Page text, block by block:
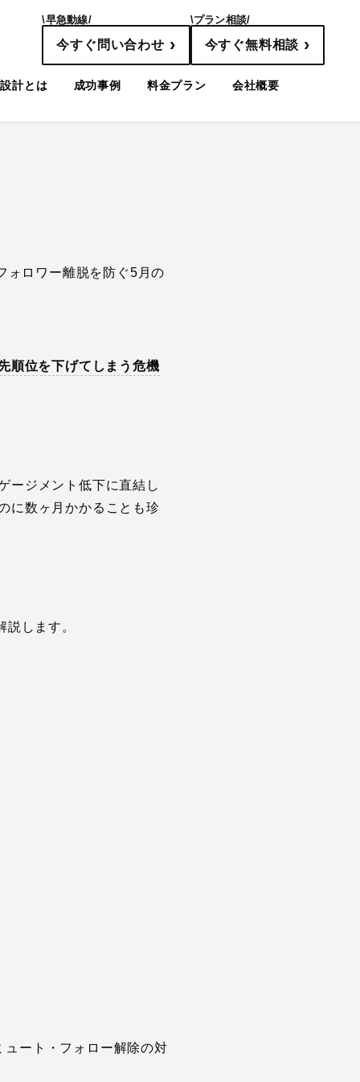
計とは 成功事例 料金プラン 会社概要
\早急動線/
今すぐ問い合わせ ›
\プラン相談/
今すぐ無料相談 ›
ォロワー離脱を防ぐ5月の
順位を下げてしまう危機
ージメント低下に直結し
に数ヶ月かかることも珍
します。
ュート・フォロー解除の対